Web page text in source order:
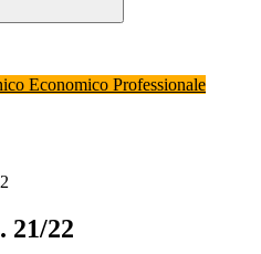
Economico Professionale
21/22